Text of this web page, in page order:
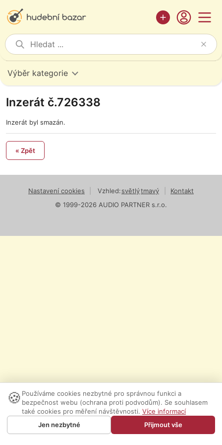
Výběr kategorie
Inzerát č.726338
Inzerát byl smazán.
« Zpět
Nastavení cookies Vzhled:světlýtmavý
Kontakt
© 1999-2026 AUDIO PARTNER s.r.o.
🍪 Používáme cookies nezbytné pro správnou funkci a
bezpečnost webu (ochrana proti podvodům). Se souhlasem
také cookies pro měření návštěvnosti. Více informací
Jen nezbytné
Přijmout vše